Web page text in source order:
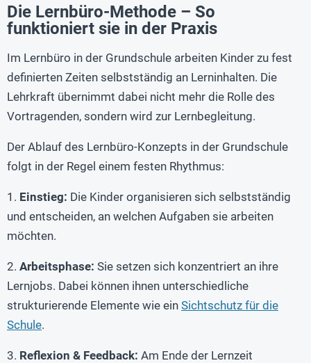
Die Lernbüro-Methode – So
funktioniert sie in der Praxis
Im Lernbüro in der Grundschule arbeiten Kinder zu fest
definierten Zeiten selbstständig an Lerninhalten. Die
Lehrkraft übernimmt dabei nicht mehr die Rolle des
Vortragenden, sondern wird zur Lernbegleitung.
Der Ablauf des Lernbüro-Konzepts in der Grundschule
folgt in der Regel einem festen Rhythmus:
1. Einstieg: Die Kinder organisieren sich selbstständig
und entscheiden, an welchen Aufgaben sie arbeiten
möchten.
2. Arbeitsphase: Sie setzen sich konzentriert an ihre
Lernjobs. Dabei können ihnen unterschiedliche
strukturierende Elemente wie ein Sichtschutz für die
Schule.
3. Reflexion & Feedback: Am Ende der Lernzeit